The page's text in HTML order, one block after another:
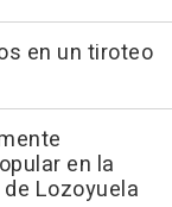
en un tiroteo
en la
Lozoyuela